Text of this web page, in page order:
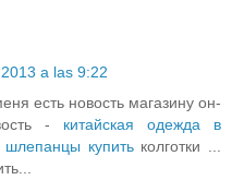
a las 9:22
есть новость магазину он-
- китайская одежда в
шлепанцы купить колготки ...